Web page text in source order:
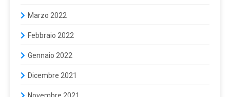
Marzo 2022
Febbraio 2022
Gennaio 2022
Dicembre 2021
Novembre 2021